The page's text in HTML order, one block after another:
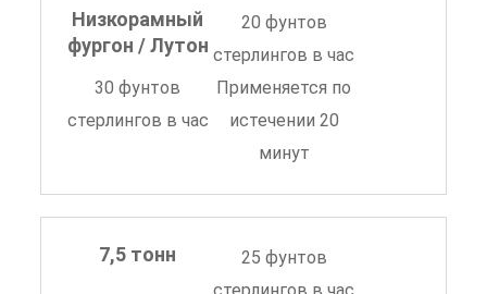
Низкорамный
фургон / Лутон
20 фунтов
стерлингов в час
30 фунтов
стерлингов в час
Применяется по
истечении 20
минут
7,5 тонн
25 фунтов